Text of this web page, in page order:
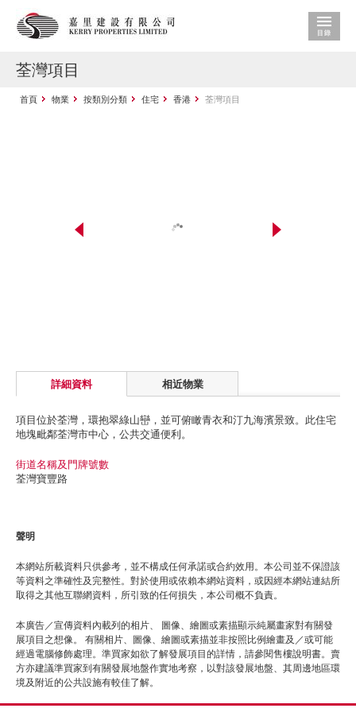
荃灣項目
首頁 物業 按類別分類 住宅 香港 荃灣項目
詳細資料 相近物業
項目位於荃灣，環抱翠綠山巒，並可俯瞰青衣和汀九海濱景致。此住宅
地塊毗鄰荃灣市中心，公共交通便利。
街道名稱及門牌號數
荃灣寶豐路
聲明
本網站所載資料只供參考，並不構成任何承諾或合約效用。本公司並不保證該
等資料之準確性及完整性。對於使用或依賴本網站資料，或因經本網站連結所
取得之其他互聯網資料，所引致的任何損失，本公司概不負責。
本廣告／宣傳資料內載列的相片、 圖像、繪圖或素描顯示純屬畫家對有關發
展項目之想像。 有關相片、圖像、繪圖或素描並非按照比例繪畫及／或可能
經過電腦修飾處理。準買家如欲了解發展項目的詳情，請參閱售樓說明書。賣
方亦建議準買家到有關發展地盤作實地考察，以對該發展地盤、其周邊地區環
境及附近的公共設施有較佳了解。